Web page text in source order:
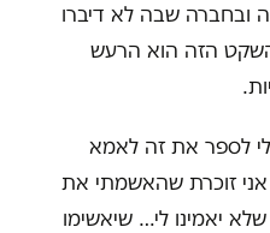
ובחברה שבה לא דיברו
הזה הוא הרעש
לספר את זה לאמא
זוכרת שהאשמתי את
יאמינו לי… שיאשימו